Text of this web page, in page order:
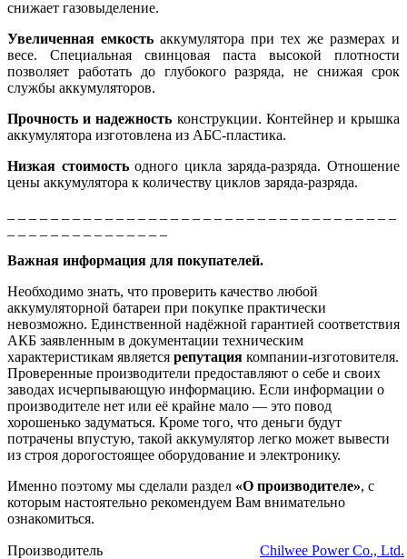
снижает газовыделение.
Увеличенная емкость аккумулятора при тех же размерах и
весе. Специальная свинцовая паста высокой плотности
позволяет работать до глубокого разряда, не снижая срок
службы аккумуляторов.
Прочность и надежность конструкции. Контейнер и крышка
аккумулятора изготовлена из АБС-пластика.
Низкая стоимостьодного цикла заряда-разряда. Отношение
цены аккумулятора к количеству циклов заряда-разряда.
Важная информация для покупателей.
Необходимо знать, что проверить качество любой
аккумуляторной батареи при покупке практически
невозможно. Единственной надёжной гарантией соответствия
АКБ заявленным в документации техническим
характеристикам является репутация компании-изготовителя.
Проверенные производители предоставляют о себе и своих
заводах исчерпывающую информацию. Если информации о
производителе нет или её крайне мало — это повод
хорошенько задуматься. Кроме того, что деньги будут
потрачены впустую, такой аккумулятор легко может вывести
из строя дорогостоящее оборудование и электронику.
Именно поэтому мы сделали раздел «О производителе», с
которым настоятельно рекомендуем Вам внимательно
ознакомиться.
Производитель
Chilwee Power Co., Ltd.